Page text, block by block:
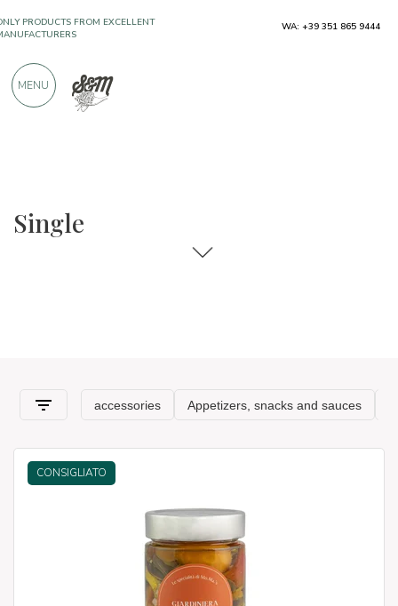
Single
CONSIGLIATO
PRODUCTS FROM EXCELLENT
900 POSITIVE REVIEWS
WA: +39 351 865 9444
MENU